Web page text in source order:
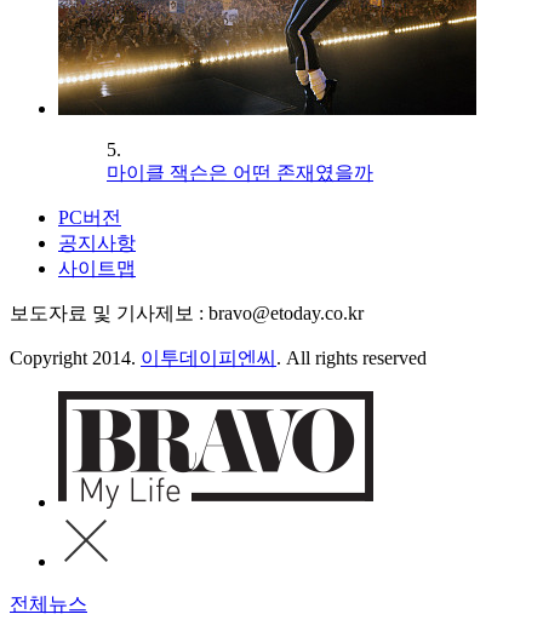
5.
마이클 잭슨은 어떤 존재였을까
PC버전
공지사항
사이트맵
보도자료 및 기사제보 : bravo@etoday.co.kr
Copyright 2014. 이투데이피엔씨 . All rights reserved
전체뉴스